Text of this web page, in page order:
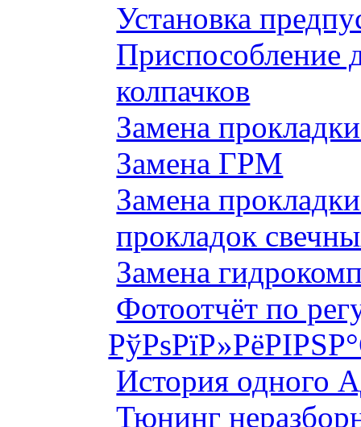
Установка
Приспособление
колпачков
Замена
Замена ГРМ
Замена
прокладок
Замена
Фотоотчёт по
История одного
Тюнинг